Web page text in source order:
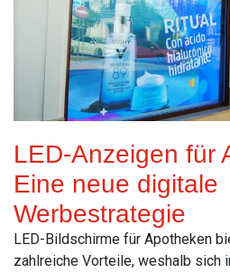
LED-Anzeigen für
Eine neue digitale
Werbestrategie
LED-Bildschirme für Apotheken
zahlreiche Vorteile, weshalb sich